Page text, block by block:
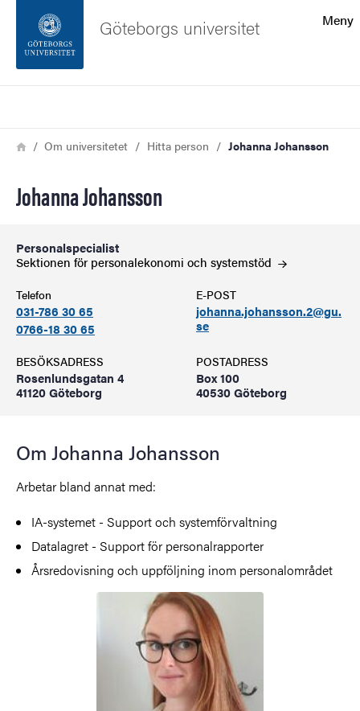
Sidfoten
Meny
Göteborgs universitet
Länkstig
HemOm universitetet Hitta person Johanna Johansson
Johanna Johansson
Personalspecialist
Sektionen för personalekonomi och systemstöd
Telefon
031-786 30 65
0766-18 30 65
E-POST
johanna.johansson.2@gu.
se
BESÖKSADRESS
Rosenlundsgatan 4
41120 Göteborg
POSTADRESS
Box 100
40530 Göteborg
Om Johanna Johansson
Arbetar bland annat med:
IA-systemet - Support och systemförvaltning
Datalagret - Support för personalrapporter
Årsredovisning och uppföljning inom personalområdet